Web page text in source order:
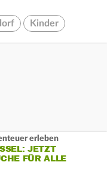
Kinder
erleben
JETZT
FÜR ALLE